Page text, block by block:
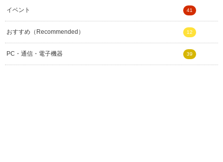
イベント 41
おすすめ（Recommended） 12
PC・通信・電子機器 39